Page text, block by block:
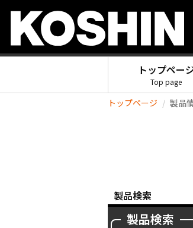
トップペー
Top page
トップページ 製品
製品検索
製品検索